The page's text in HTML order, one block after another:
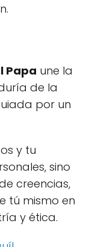
Papa une la
de la
por un
y tu
sino
creencias,
tú mismo en
y ética.